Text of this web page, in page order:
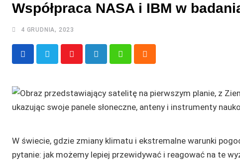
Współpraca NASA i IBM w
4 GRUDNIA, 2023
YoutubeLinkedInWhatsapp
Cloud
W świecie, gdzie zmiany klimatu i ekstremalne warunki
pytanie: jak możemy lepiej przewidywać i reagować na te